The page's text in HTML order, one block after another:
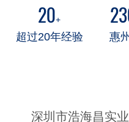
20+
超过20年经验 惠
深圳市浩海昌实业